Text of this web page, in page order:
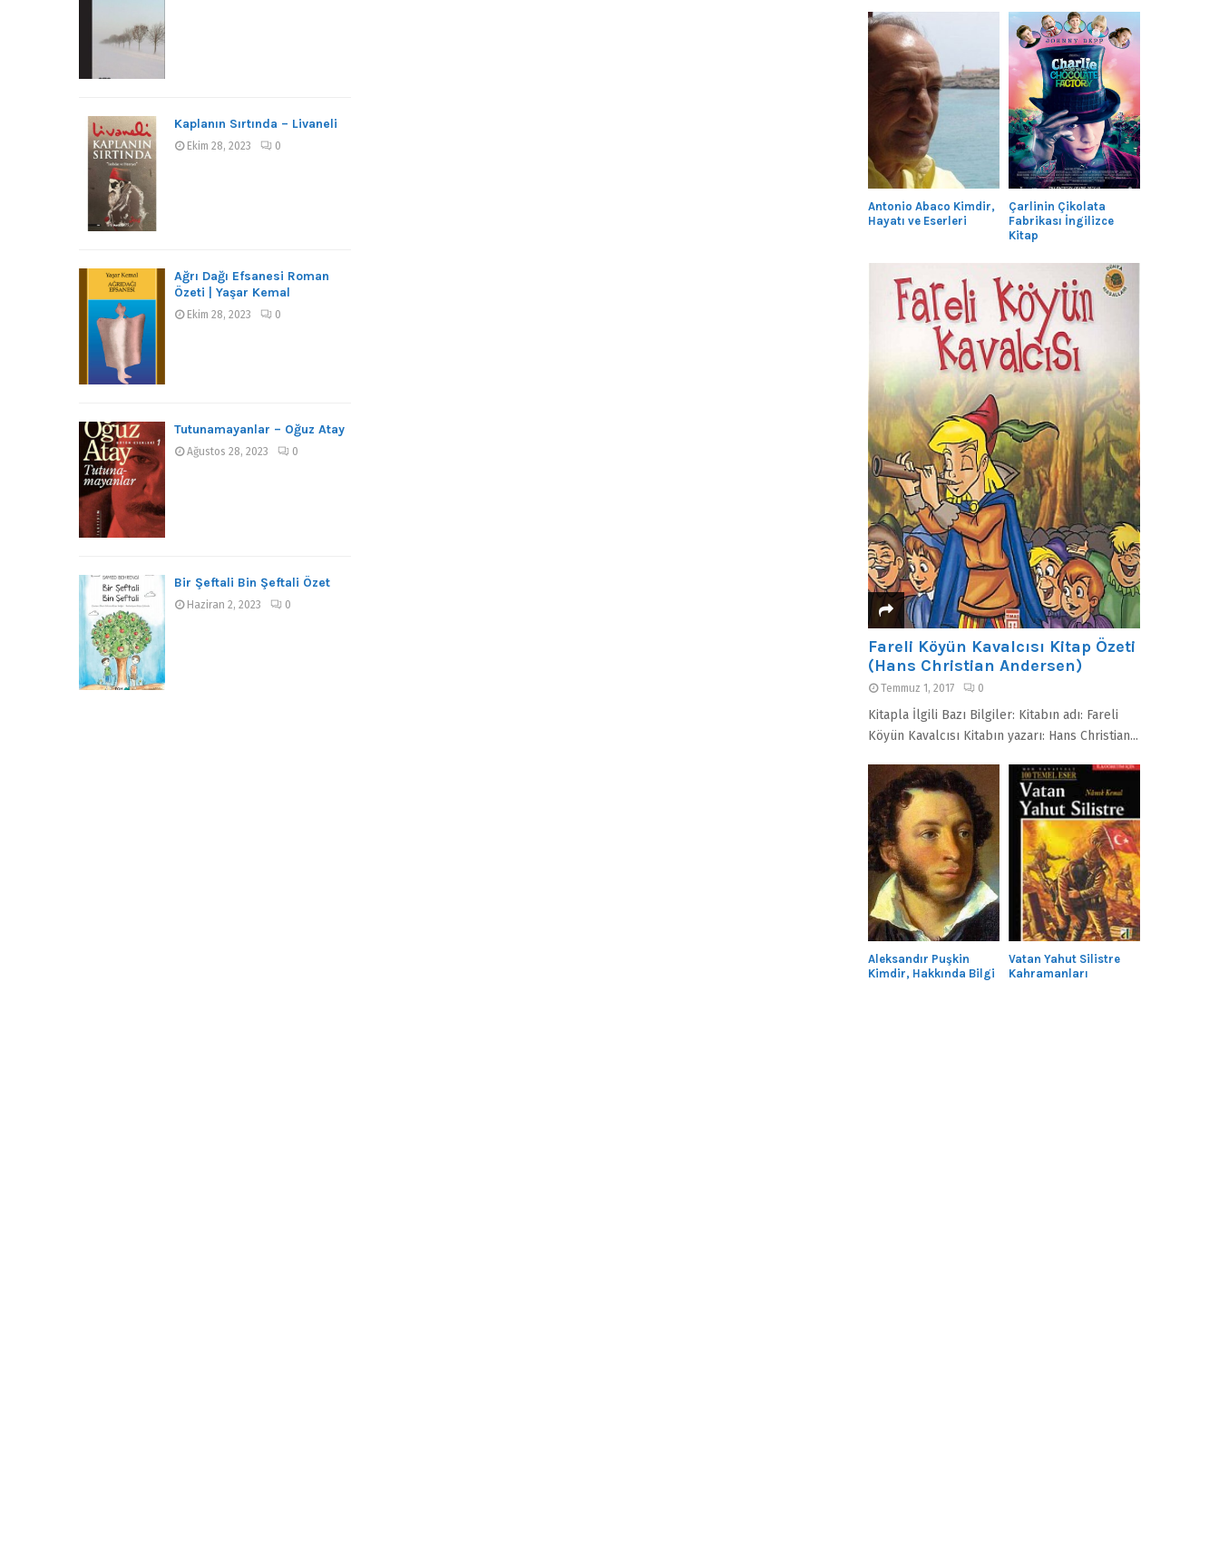
Kaplanın Sırtında – Livaneli
Ekim 28, 2023 0
Ağrı Dağı Efsanesi Roman
Özeti | Yaşar Kemal
Ekim 28, 2023 0
Tutunamayanlar – Oğuz Atay
Ağustos 28, 2023 0
Bir Şeftali Bin Şeftali Özet
Haziran 2, 2023 0
Antonio Abaco Kimdir,
Hayatı ve Eserleri
Çarlinin Çikolata
Fabrikası İngilizce
Kitap
Fareli Köyün Kavalcısı Kitap Özeti
(Hans Christian Andersen)
Temmuz 1, 2017 0
Kitapla İlgili Bazı Bilgiler: Kitabın adı: Fareli
Köyün Kavalcısı Kitabın yazarı: Hans Christian...
Aleksandır Puşkin
Kimdir, Hakkında Bilgi
Vatan Yahut Silistre
Kahramanları